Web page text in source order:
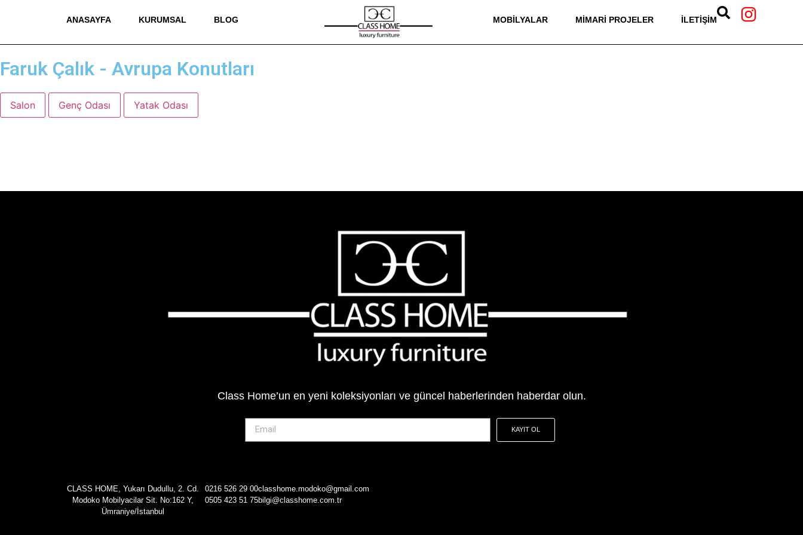
ANASAYFA KURUMSAL BLOG MOBILYALAR MIMARI PROJELER İLETIŞIM
Faruk Çalık - Avrupa Konutları
Salon Genç Odası Yatak Odası
Class Home’un en yeni koleksiyonları ve güncel haberlerinden haberdar olun.
KAYIT OL
CLASS HOME, Yukarı Dudullu, 2. Cd.
Modoko Mobilyacilar Sit. No:162 Y,
Ümraniye/İstanbul
0216 526 29 00
0505 423 51 75
classhome.modoko@gmail.com
bilgi@classhome.com.tr